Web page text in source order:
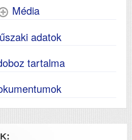
Média
adatok
tartalma